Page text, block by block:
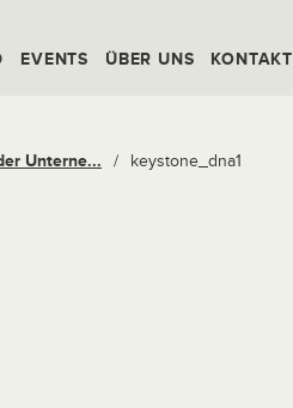
EVENTS ÜBER UNS KONTAKT
Unterne... / keystone_dna1